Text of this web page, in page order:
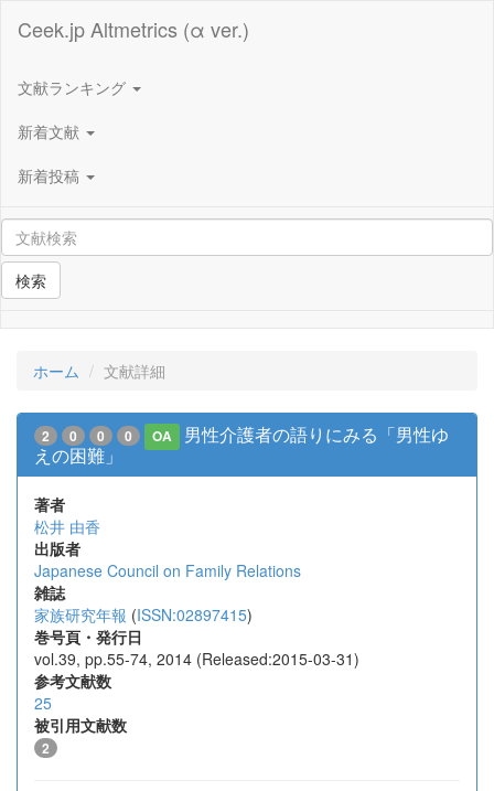
Ceek.jp Altmetrics (α ver.)
文献ランキング
新着文献
新着投稿
検索
ホーム 文献詳細
2 0 0 0 OA
男性介護者の語りにみる「男性ゆ
えの困難」
著者
松井 由香
出版者
Japanese Council on Family Relations
雑誌
家族研究年報 (ISSN:02897415)
巻号頁・発行日
vol.39, pp.55-74, 2014 (Released:2015-03-31)
参考文献数
25
被引用文献数
2